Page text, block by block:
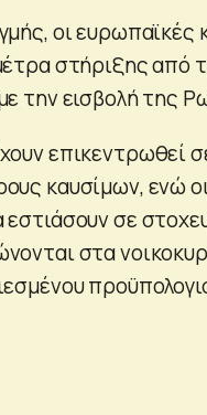
οι ευρωπαϊκές
στήριξης από
την εισβολή της
επικεντρωθεί
καυσίμων, ενώ
σε
στα